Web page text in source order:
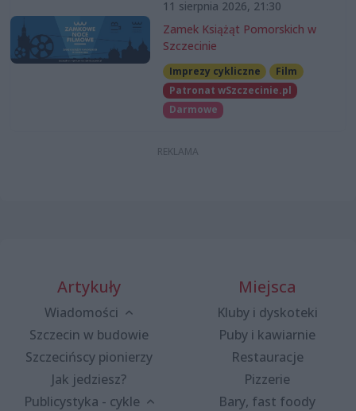
11 sierpnia 2026, 21:30
Zamek Książąt Pomorskich w
Szczecinie
Imprezy cykliczne
Film
Patronat wSzczecinie.pl
Darmowe
Artykuły
Wiadomości
Szczecin w budowie
Szczecińscy pionierzy
Jak jedziesz?
Publicystyka - cykle
Miejsca
Kluby i dyskoteki
Puby i kawiarnie
Restauracje
Pizzerie
Bary, fast foody